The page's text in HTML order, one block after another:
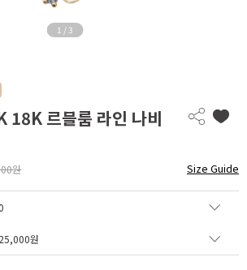
1 / 3
18K 르블룸 라인 나비
원 Size Guide
원